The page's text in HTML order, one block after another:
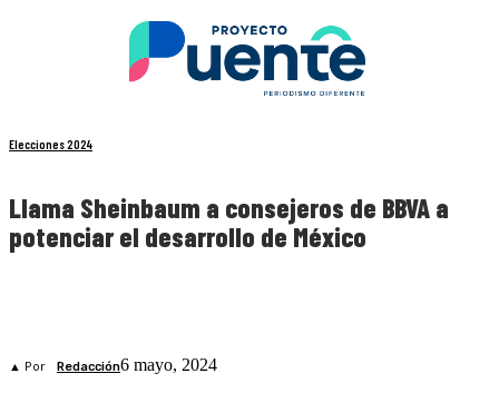
Elecciones 2024
Llama Sheinbaum a consejeros de BBVA a
potenciar el desarrollo de México
▲ Por Redacción6 mayo, 2024